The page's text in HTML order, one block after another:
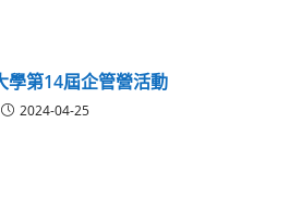
學第14屆企管營活動
2024-04-25